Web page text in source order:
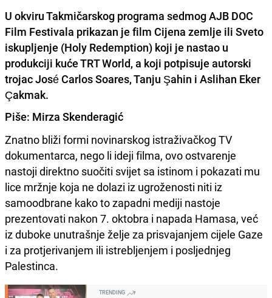
U okviru Takmičarskog programa sedmog AJB DOC
Film Festivala prikazan je film Cijena zemlje ili Sveto
iskupljenje (Holy Redemption) koji je nastao u
produkciji kuće TRT World, a koji potpisuje autorski
trojac José Carlos Soares, Tanju Şahin i Aslihan Eker
Çakmak.
Piše: Mirza Skenderagić
Znatno bliži formi novinarskog istraživačkog TV
dokumentarca, nego li ideji filma, ovo ostvarenje
nastoji direktno suočiti svijet sa istinom i pokazati mu
lice mržnje koja ne dolazi iz ugroženosti niti iz
samoodbrane kako to zapadni mediji nastoje
prezentovati nakon 7. oktobra i napada Hamasa, već
iz duboke unutrašnje želje za prisvajanjem cijele Gaze
i za protjerivanjem ili istrebljenjem i posljednjeg
Palestinca.
TRENDING